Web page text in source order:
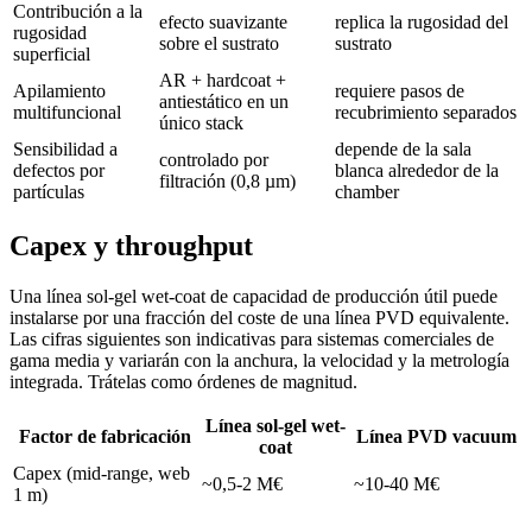
Contribución a la
rugosidad
superficial
efecto suavizante
sobre el sustrato
replica la rugosidad del
sustrato
Apilamiento
multifuncional
AR + hardcoat +
antiestático en un
único stack
requiere pasos de
recubrimiento separados
Sensibilidad a
defectos por
partículas
controlado por
filtración (0,8 µm)
depende de la sala
blanca alrededor de la
chamber
Capex y throughput
Una línea sol-gel wet-coat de capacidad de producción útil puede
instalarse por una fracción del coste de una línea PVD equivalente.
Las cifras siguientes son indicativas para sistemas comerciales de
gama media y variarán con la anchura, la velocidad y la metrología
integrada. Trátelas como órdenes de magnitud.
Factor de fabricación
Línea sol-gel wet-
coat
Línea PVD vacuum
Capex (mid-range, web
1 m)
~0,5-2 M€
~10-40 M€